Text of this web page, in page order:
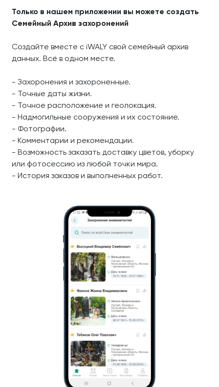
Только в нашем приложении вы можете создать
Семейный Архив захоронений
Создайте вместе с iWALY свой семейный архив
данных. Всё в одном месте.
- Захоронения и захороненные.
- Точные даты жизни.
- Точное расположение и геолокация.
- Надмогильные сооружения и их состояние.
- Фотографии.
- Комментарии и рекомендации.
- Возможность заказать доставку цветов, уборку
или фотосессию из любой точки мира.
- История заказов и выполненных работ.